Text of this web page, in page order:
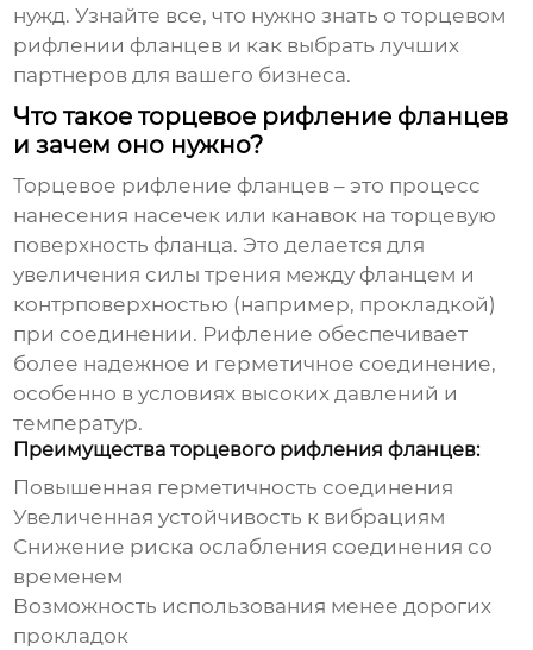
нужд. Узнайте все, что нужно знать о торцевом
рифлении фланцев и как выбрать лучших
партнеров для вашего бизнеса.
Что такое торцевое рифление фланцев
и зачем оно нужно?
Торцевое рифление фланцев – это процесс
нанесения насечек или канавок на торцевую
поверхность фланца. Это делается для
увеличения силы трения между фланцем и
контрповерхностью (например, прокладкой)
при соединении. Рифление обеспечивает
более надежное и герметичное соединение,
особенно в условиях высоких давлений и
температур.
Преимущества торцевого рифления фланцев:
Повышенная герметичность соединения
Увеличенная устойчивость к вибрациям
Снижение риска ослабления соединения со
временем
Возможность использования менее дорогих
прокладок